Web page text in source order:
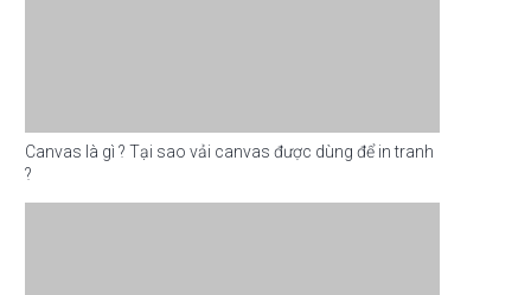
Canvas là gì ? Tại sao vải canvas được dùng để in tranh
?